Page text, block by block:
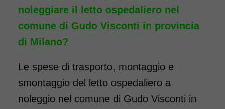
noleggiare il letto ospedaliero nel
comune di Gudo Visconti in provincia
di Milano?
Le spese di trasporto, montaggio e
smontaggio del letto ospedaliero a
noleggio nel comune di Gudo Visconti in